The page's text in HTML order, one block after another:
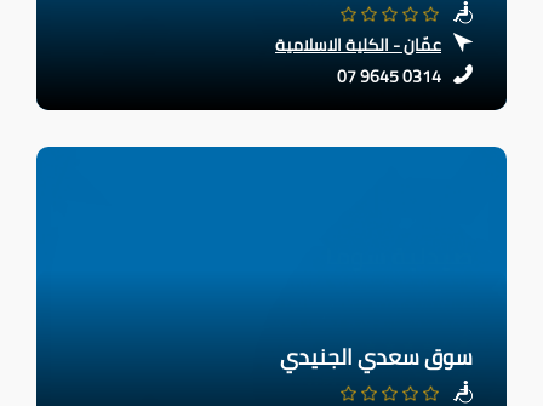
عمّان - الكلية الاسلامية
07 9645 0314
سوق سعدي الجنيدي